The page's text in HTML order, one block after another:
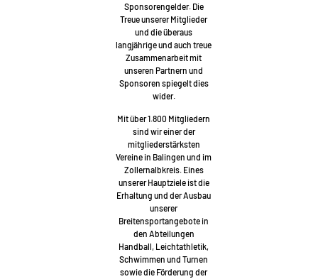
Sponsorengelder. Die
Treue unserer Mitglieder
und die überaus
langjährige und auch treue
Zusammenarbeit mit
unseren Partnern und
Sponsoren spiegelt dies
wider.
Mit über 1.800 Mitgliedern
sind wir einer der
mitgliederstärksten
Vereine in Balingen und im
Zollernalbkreis. Eines
unserer Hauptziele ist die
Erhaltung und der Ausbau
unserer
Breitensportangebote in
den Abteilungen
Handball, Leichtathletik,
Schwimmen und Turnen
sowie die Förderung der